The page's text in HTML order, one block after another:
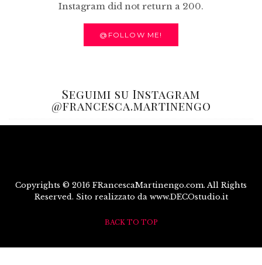
Instagram did not return a 200.
@FOLLOW ME!
Seguimi su Instagram
@francesca.martinengo
Copyrights © 2016 FRancescaMartinengo.com. All Rights
Reserved. Sito realizzato da www.DECOstudio.it
BACK TO TOP